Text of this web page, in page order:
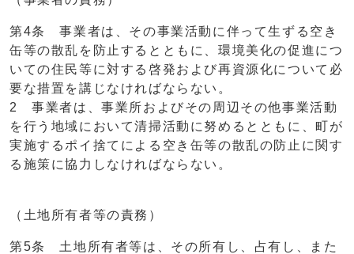
第4条 事業者は、その事業活動に伴って生ずる空き
缶等の散乱を防止するとともに、環境美化の促進につ
いての住民等に対する啓発および再資源化について必
要な措置を講じなければならない。
2 事業者は、事業所およびその周辺その他事業活動
を行う地域において清掃活動に努めるとともに、町が
実施するポイ捨てによる空き缶等の散乱の防止に関す
る施策に協力しなければならない。
（土地所有者等の責務）
第5条 土地所有者等は、その所有し、占有し、また